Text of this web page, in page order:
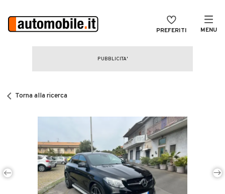
PREFERITI MENU
CERCA
Noleggio a lungo termine
Auto d'epoca
Moto
Torna alla ricerca